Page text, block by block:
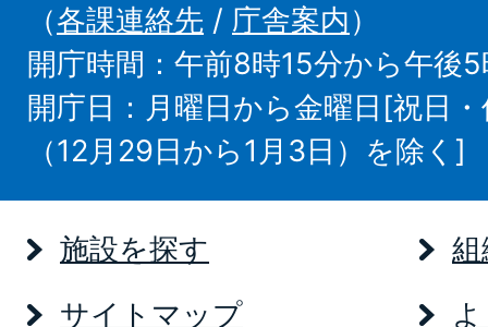
（各課連絡先 / 庁舎案内）
開庁時間：午前8時15分から午後5
開庁日：月曜日から金曜日[祝日
（12月29日から1月3日）を除く]
施設を探す
サイトマップ